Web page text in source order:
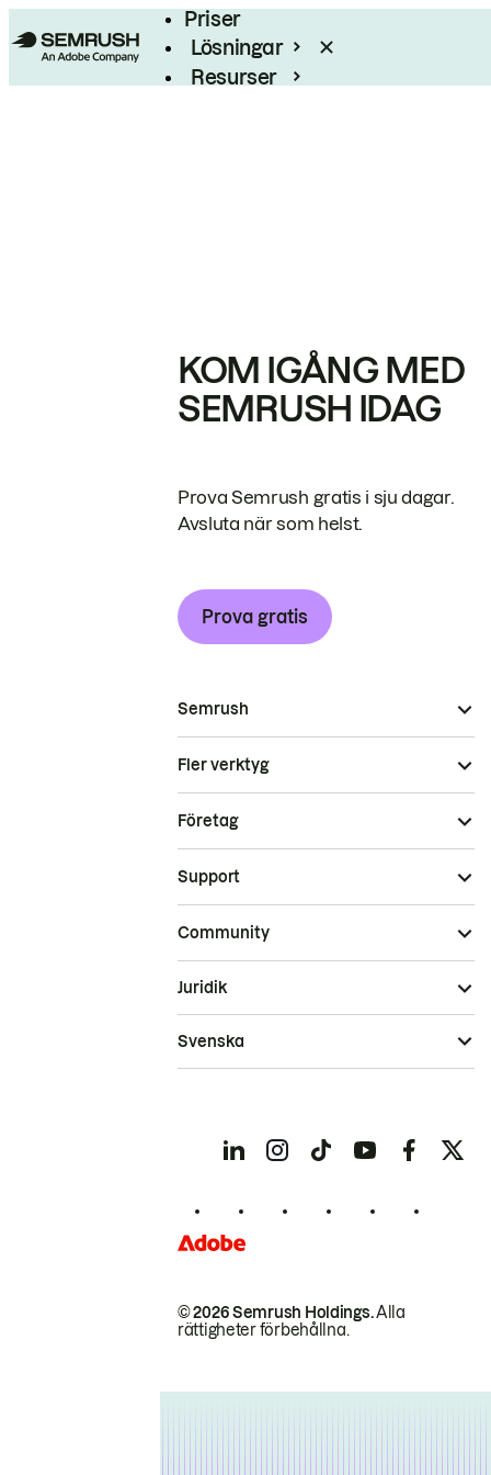
Priser
Lösningar
Resurser
KOM IGÅNG MED
SEMRUSH IDAG
Prova Semrush gratis i sju dagar.
Avsluta när som helst.
Prova gratis
Semrush
Fler verktyg
Företag
Support
Community
© 2026 Semrush Holdings.Alla
rättigheter förbehållna.
Juridik
Svenska